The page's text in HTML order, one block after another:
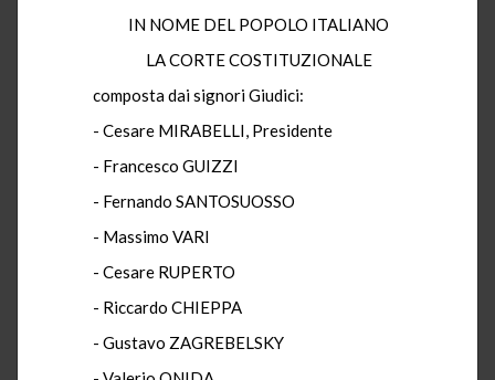
IN NOME DEL POPOLO ITALIANO
LA CORTE COSTITUZIONALE
composta dai signori Giudici:
- Cesare MIRABELLI, Presidente
- Francesco GUIZZI
- Fernando SANTOSUOSSO
- Massimo VARI
- Cesare RUPERTO
- Riccardo CHIEPPA
- Gustavo ZAGREBELSKY